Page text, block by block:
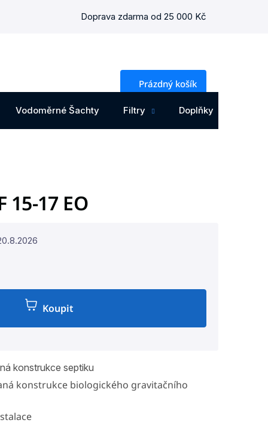
Doprava zdarma od 25 000 Kč
NÁKUPNÍ
Prázdný košík
Vodoměrné Šachty Filtry Doplňky
15-17 EO
Koupit
konstrukce septiku
konstrukce biologického gravitačního